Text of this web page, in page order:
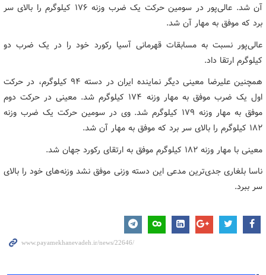
آن شد. عالی‌پور در سومین حرکت یک ضرب وزنه ۱۷۶ کیلوگرم را بالای سر
برد که موفق به مهار آن شد.
عالی‌پور نسبت به مسابقات قهرمانی آسیا رکورد خود را در یک ضرب دو
کیلوگرم ارتقا داد.
همچنین علیرضا معینی دیگر نماینده ایران در دسته ۹۴ کیلوگرم، در حرکت
اول یک ضرب موفق به مهار وزنه ۱۷۴ کیلوگرم شد. معینی در حرکت دوم
موفق به مهار وزنه ۱۷۹ کیلوگرم شد. وی در سومین حرکت یک ضرب وزنه
۱۸۲ کیلوگرم را بالای سر برد که موفق به مهار آن شد.
معینی با مهار وزنه ۱۸۲ کیلوگرم موفق به ارتقای رکورد جهان شد.
ناسا بلغاری جدی‌ترین مدعی این دسته وزنی موفق نشد وزنه‌های خود را بالای
سر ببرد.